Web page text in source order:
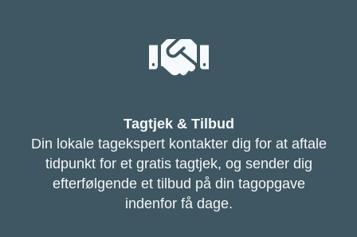
Tagtjek & Tilbud
Din lokale tagekspert kontakter dig for at aftale
tidpunkt for et gratis tagtjek, og sender dig
efterfølgende et tilbud på din tagopgave
indenfor få dage.